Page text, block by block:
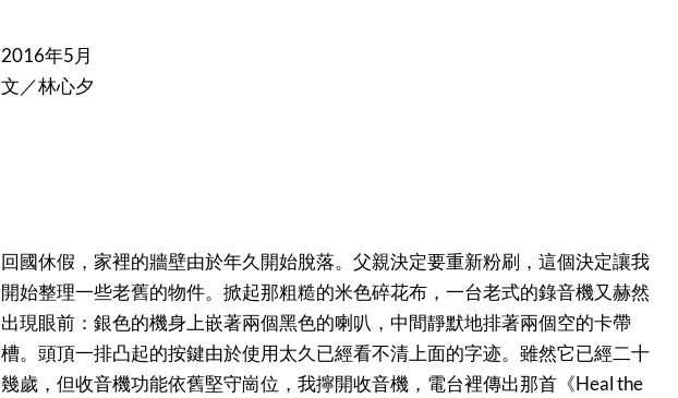
2016年5月
文／林心夕
回國休假，家裡的牆壁由於年久開始脫落。父親決定要重新粉刷，這個決定讓我
開始整理一些老舊的物件。掀起那粗糙的米色碎花布，一台老式的錄音機又赫然
出現眼前：銀色的機身上嵌著兩個黑色的喇叭，中間靜默地排著兩個空的卡帶
槽。頭頂一排凸起的按鍵由於使用太久已經看不清上面的字迹。雖然它已經二十
幾歲，但收音機功能依舊堅守崗位，我擰開收音機，電台裡傳出那首《Heal the